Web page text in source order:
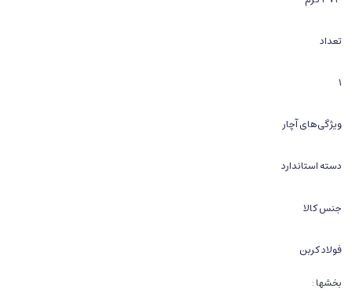
تعداد
۱
ویژگی‌های آچار
دسته استاندارد
جنس کالا
فولاد کربن
بخشها :